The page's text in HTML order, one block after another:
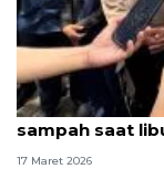
Menteri LH
sampah saat
17 Maret 2026